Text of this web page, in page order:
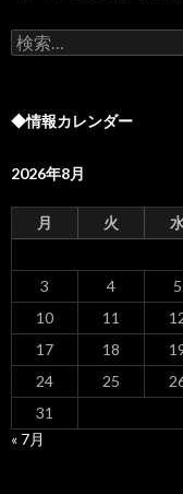
検
索:
◆情報カレンダー
2026年8月
月 火
3
4 5
10
11
17
18
24
25
31
« 7月